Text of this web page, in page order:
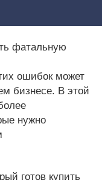
фатальную
ошибок может
бизнесе. В этой
нужно
готов купить